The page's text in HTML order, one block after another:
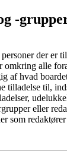
-
der er
omkring alle
af hvad
tilladelse til,
eller
som